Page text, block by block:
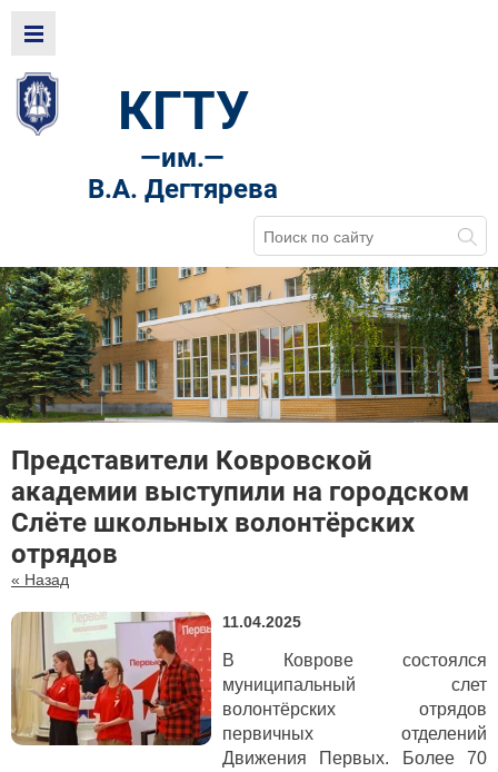
КГТУ
—им.—
В.А. Дегтярева
Представители Ковровской
академии выступили на городском
Слёте школьных волонтёрских
отрядов
« Назад
11.04.2025
В Коврове состоялся
муниципальный слет
волонтёрских отрядов
первичных отделений
Движения Первых. Более 70